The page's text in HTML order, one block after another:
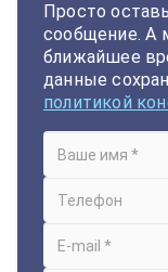
Просто
сообщение. А
ближайшее
данные
политикой